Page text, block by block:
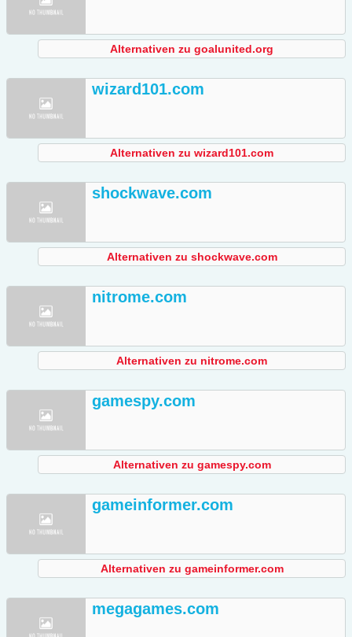
Alternativen zu goalunited.org
wizard101.com
Alternativen zu wizard101.com
shockwave.com
Alternativen zu shockwave.com
nitrome.com
Alternativen zu nitrome.com
gamespy.com
Alternativen zu gamespy.com
gameinformer.com
Alternativen zu gameinformer.com
megagames.com